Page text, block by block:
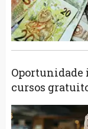
Oportunidade
cursos